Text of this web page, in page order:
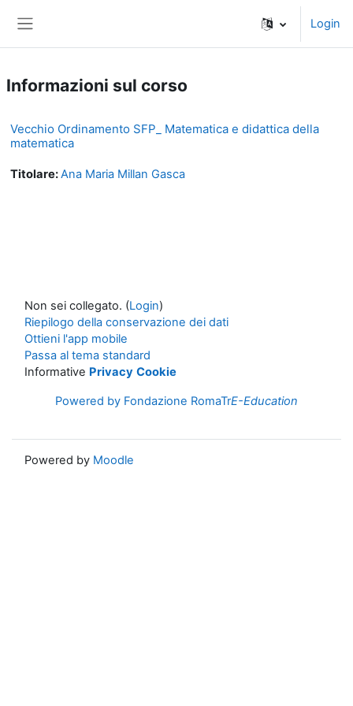
Login
Informazioni sul corso
Vecchio Ordinamento SFP_ Matematica e didattica della
matematica
Titolare:Ana Maria Millan Gasca
Non sei collegato. (Login)
Riepilogo della conservazione dei dati
Ottieni l'app mobile
Passa al tema standard
Informative Privacy Cookie
Powered by Fondazione RomaTrE-Education
Powered by Moodle